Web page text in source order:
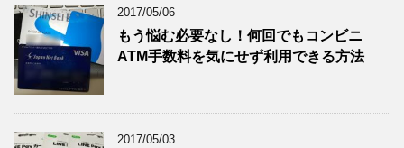
2017/05/06
もう悩む必要なし！何回でもコンビニ
ATM手数料を気にせず利用できる方法
2017/05/03